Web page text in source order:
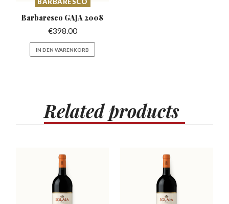
Barbaresco GAJA 2008
€398.00
IN DEN WARENKORB
Relatedproducts